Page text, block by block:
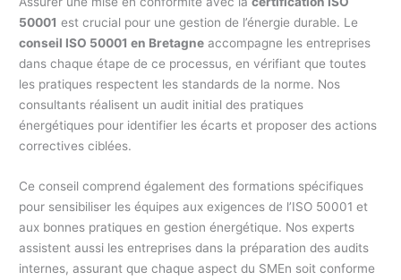
50001 est crucial pour une gestion de l’énergie durable. Le
conseil ISO 50001 en Bretagne accompagne les entreprises
dans chaque étape de ce processus, en vérifiant que toutes
les pratiques respectent les standards de la norme. Nos
consultants réalisent un audit initial des pratiques
énergétiques pour identifier les écarts et proposer des actions
correctives ciblées.
Ce conseil comprend également des formations spécifiques
pour sensibiliser les équipes aux exigences de l’ISO 50001 et
aux bonnes pratiques en gestion énergétique. Nos experts
assistent aussi les entreprises dans la préparation des audits
internes, assurant que chaque aspect du SMEn soit conforme